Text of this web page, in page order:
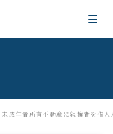
未成年者所有不動産に親権者を借